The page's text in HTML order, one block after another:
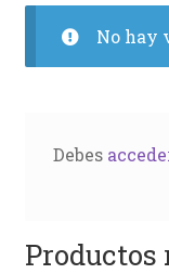
No hay
Debes
Productos